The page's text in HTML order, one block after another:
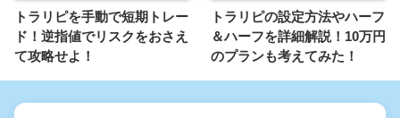
トラリピを手動で短期トレー
ド！逆指値でリスクをおさえ
て攻略せよ！
トラリピの設定方法やハーフ
＆ハーフを詳細解説！10万円
のプランも考えてみた！